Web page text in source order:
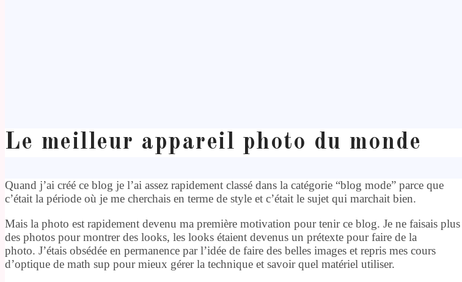
Le meilleur appareil photo du monde
Quand j’ai créé ce blog je l’ai assez rapidement classé dans la catégorie “blog mode” parce que
c’était la période où je me cherchais en terme de style et c’était le sujet qui marchait bien.
Mais la photo est rapidement devenu ma première motivation pour tenir ce blog. Je ne faisais plus
des photos pour montrer des looks, les looks étaient devenus un prétexte pour faire de la
photo. J’étais obsédée en permanence par l’idée de faire des belles images et repris mes cours
d’optique de math sup pour mieux gérer la technique et savoir quel matériel utiliser.